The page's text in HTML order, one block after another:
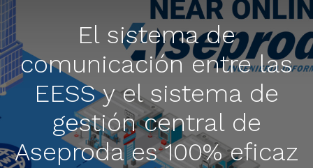
El sistema de
comunicación entre las
EESS y el sistema de
gestión central de
Aseproda es 100% eficaz